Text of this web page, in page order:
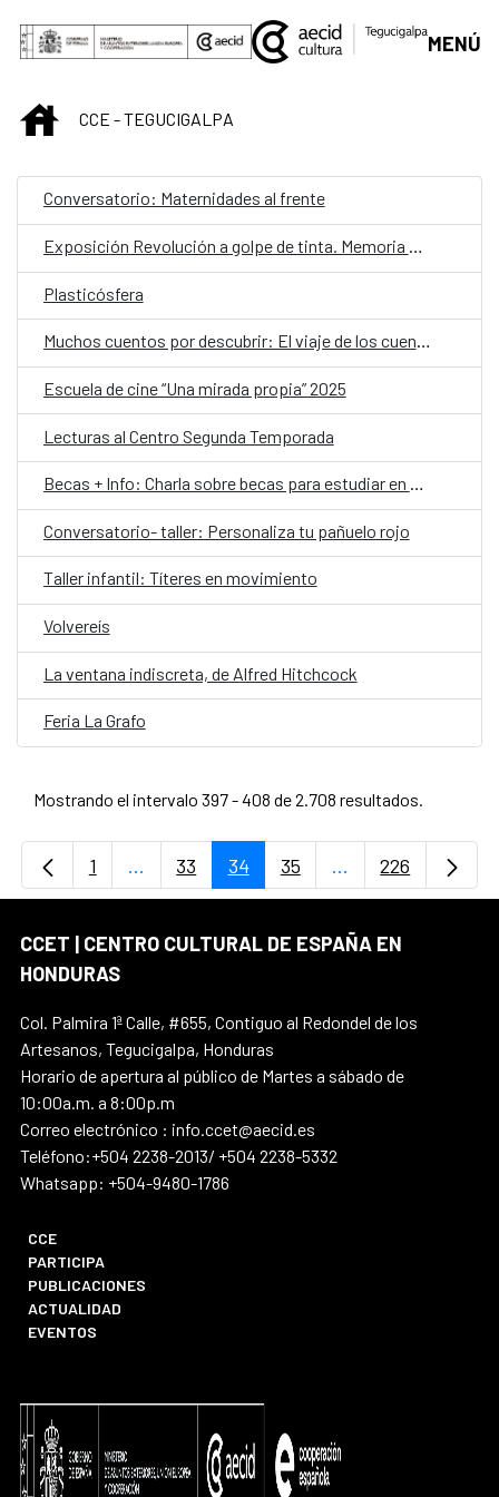
Saltar al contenido principal
MENÚ
INICIOCCE - TEGUCIGALPA
Conversatorio: Maternidades al frente
Exposición Revolución a golpe de tinta. Memoria histórica en viñetas
Plasticósfera
Muchos cuentos por descubrir: El viaje de los cuentos
Escuela de cine “Una mirada propia” 2025
Lecturas al Centro Segunda Temporada
Becas + Info: Charla sobre becas para estudiar en el extranjero
Conversatorio- taller: Personaliza tu pañuelo rojo
Taller infantil: Títeres en movimiento
Volvereís
La ventana indiscreta, de Alfred Hitchcock
Feria La Grafo
Mostrando el intervalo 397 - 408 de 2.708 resultados.
Página
1 ...Páginas intermedias Use TAB para
Página
33 Página
34 Página
35 ...PáginasPágina
226
CCET | CENTRO CULTURAL DE ESPAÑA EN
HONDURAS
Col. Palmira 1ª Calle, #655, Contiguo al Redondel de los
Artesanos, Tegucigalpa, Honduras
Horario de apertura al público de Martes a sábado de
10:00a.m. a 8:00p.m
Correo electrónico : info.ccet@aecid.es
Teléfono:+504 2238-2013/ +504 2238-5332
Whatsapp: +504-9480-1786
CCE
PARTICIPA
PUBLICACIONES
ACTUALIDAD
EVENTOS